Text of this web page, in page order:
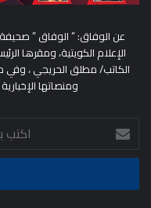
عن الوفاق: ” الوفاق ”
الإعلام الكويتية، ومقرها
ومنصاتها
اكتب
بريدك
الالكتروني